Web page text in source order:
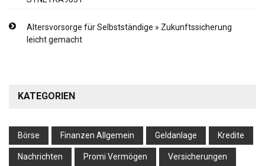
Altersvorsorge für Selbstständige » Zukunftssicherung
leicht gemacht
KATEGORIEN
Börse Finanzen Allgemein Geldanlage Kredite
Nachrichten Promi Vermögen Versicherungen